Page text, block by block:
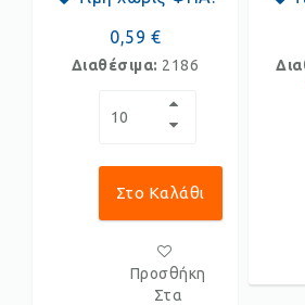
0,59 €
Διαθέσιμα: 2186
Στο Καλάθι
Προσθήκη
Στα